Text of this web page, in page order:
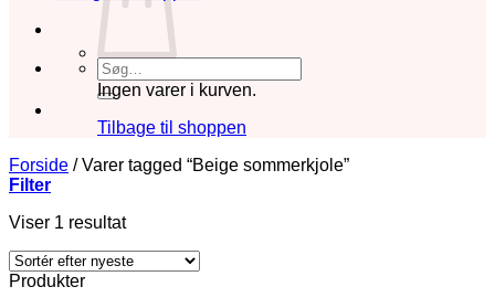
Søg
efter:
Ingen varer i kurven.
Tilbage til shoppen
Forside /Varer tagged “Beige sommerkjole”
Filter
Viser 1 resultat
Produkter